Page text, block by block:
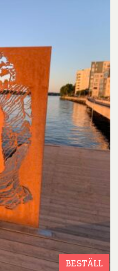
BESTÄLL